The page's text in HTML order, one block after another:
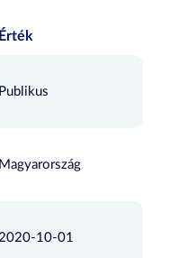
Érték
Publikus
Magyarország
10-01